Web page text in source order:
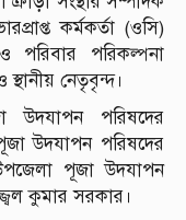
কর্মকর্তা (ওসি)
পরিবার পরিকল্পনা
নেতৃবৃন্দ।
উদযাপন পরিষদের
উদযাপন পরিষদের
পূজা উদযাপন
কুমার সরকার।